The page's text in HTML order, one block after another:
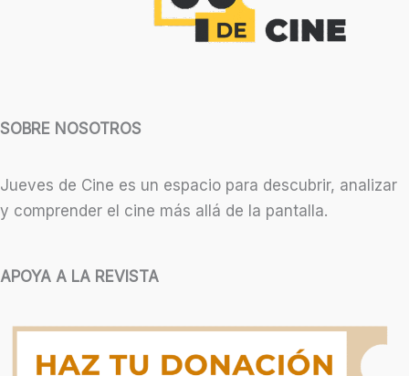
SOBRE NOSOTROS
Jueves de Cine es un espacio para descubrir, analizar
y comprender el cine más allá de la pantalla.
APOYA A LA REVISTA